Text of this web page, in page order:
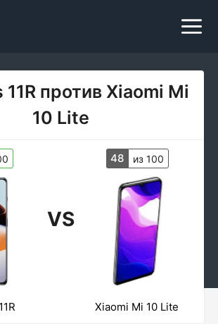
11R против Xiaomi Mi
10 Lite
VS
48 из 100
Xiaomi Mi 10 Lite